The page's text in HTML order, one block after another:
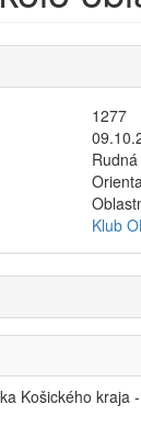
1277
Rudná
Klub
Košického kraja -